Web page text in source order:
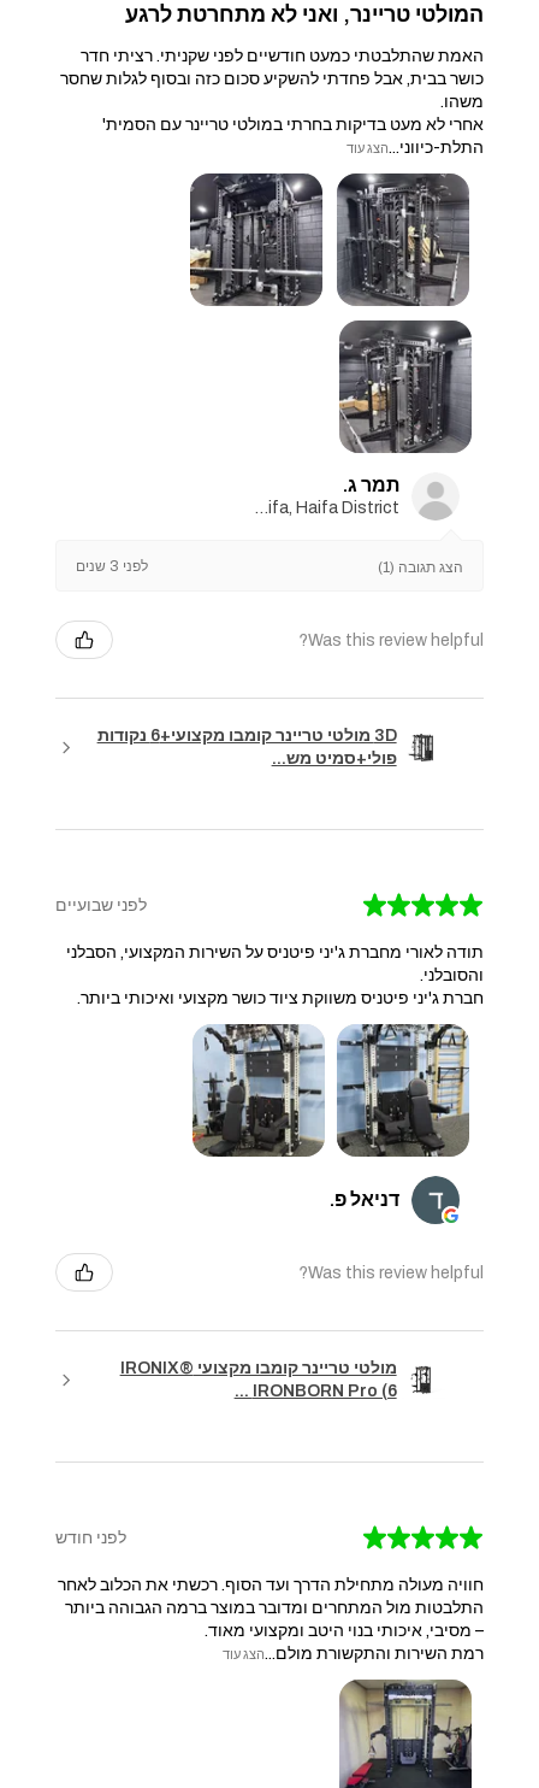
המולטי טריינר, ואני לא מתחרטת לרגע
האמת שהתלבטתי כמעט חודשיים לפני שקניתי. רציתי חדר
כושר בבית, אבל פחדתי להשקיע סכום כזה ובסוף לגלות שחסר
משהו.
אחרי לא מעט בדיקות בחרתי במולטי טריינר עם הסמית'
התלת-כיווני...הצג עוד
תמר ג.
Haifa, Haifa District
הצג תגובה (1) לפני 3 שנים
Was this review helpful?
3D מולטי טריינר קומבו מקצועי+6 נקודות
פולי+סמיט מש...
★
★
★
★
★ לפני שבועיים
תודה לאורי מחברת ג'יני פיטניס על השירות המקצועי, הסבלני
והסובלני.
חברת ג'יני פיטניס משווקת ציוד כושר מקצועי ואיכותי ביותר.
דניאל פ.
Was this review helpful?
מולטי טריינר קומבו מקצועי IRONIX®
IRONBORN Pro (6 ...
★
★
★
★
★ לפני חודש
חוויה מעולה מתחילת הדרך ועד הסוף. רכשתי את הכלוב לאחר
התלבטות מול המתחרים ומדובר במוצר ברמה הגבוהה ביותר
– מסיבי, איכותי בנוי היטב ומקצועי מאוד.
​רמת השירות והתקשורת מולם...הצג עוד